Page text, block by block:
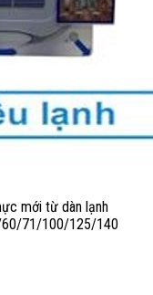
mới từ dàn lạnh
60/71/100/125/140